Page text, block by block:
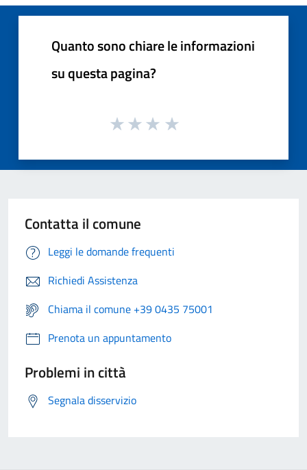
Quanto sono chiare le informazioni
su questa pagina?
Contatta il comune
Leggi le domande frequenti
Richiedi Assistenza
Chiama il comune +39 0435 75001
Prenota un appuntamento
Problemi in città
Segnala disservizio